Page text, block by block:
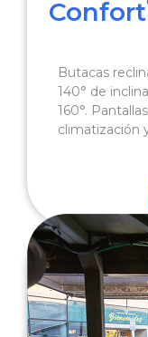
Confort
Butacas
140° de
160°.
climatización